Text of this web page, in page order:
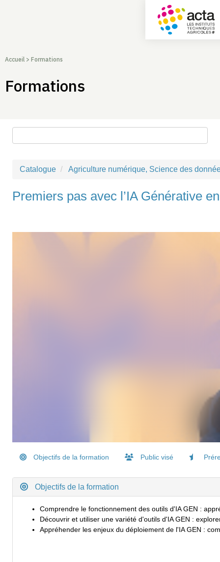
Accueil > Formations
Formations
Catalogue Agriculture numérique, Science des
Premiers pas avec l’IA Générative
Objectifs de la formation Public visé
Objectifs de la formation
Comprendre le fonctionnement des outils d'IA GEN :
Découvrir et utiliser une variété d'outils d'IAGEN :
Appréhender les enjeux du déploiement de l'IA GEN :